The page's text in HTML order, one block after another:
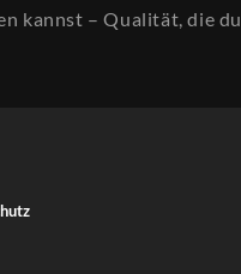
kannst – Qualität, die du